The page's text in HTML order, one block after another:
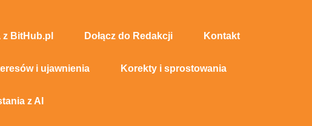
z BitHub.pl Dołącz do Redakcji Kontakt
i ujawnienia Korekty i sprostowania
z AI